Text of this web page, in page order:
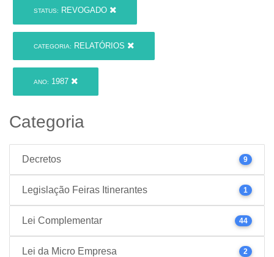
STATUS: REVOGADO
CATEGORIA: RELATÓRIOS
ANO: 1987
Categoria
Decretos 9
Legislação Feiras Itinerantes 1
Lei Complementar 44
Lei da Micro Empresa 2